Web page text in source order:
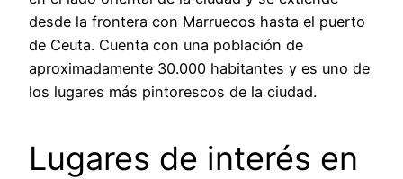
desde la frontera con Marruecos hasta el puerto
de Ceuta. Cuenta con una población de
aproximadamente 30.000 habitantes y es uno de
los lugares más pintorescos de la ciudad.
Lugares de interés en